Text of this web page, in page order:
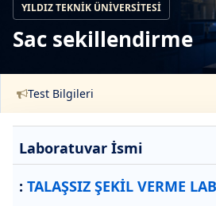
YILDIZ TEKNIK ÜNIVERSITESI
Sac sekillendirme
Test Bilgileri
Laboratuvar İsmi
: TALAŞSIZ ŞEKİL VERME